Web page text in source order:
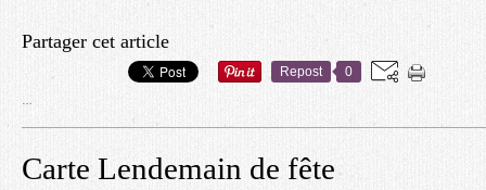
Partager cet article
Repost 0
Carte Lendemain de fête